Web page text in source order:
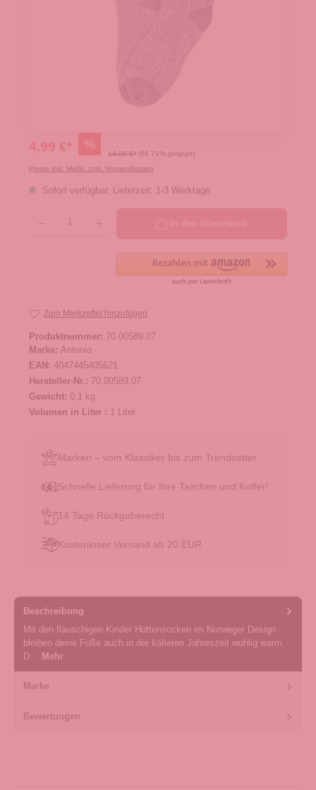
4,99 €* %
14,99 €* (66.71% gespart)
Preise inkl. MwSt. zzgl. Versandkosten
Sofort verfügbar, Lieferzeit: 1-3 Werktage
Zum Merkzettel hinzufügen
Produktnummer: 70.00589.07
Marke: Antonio
EAN: 4047445405621
Hersteller-Nr.: 70.00589.07
Gewicht: 0,1 kg
Volumen in Liter : 1 Liter
Marken – vom Klassiker bis zum Trendsetter
Schnelle Lieferung für Ihre Taschen und Koffer!
14 Tage Rückgaberecht
Kostenloser Versand ab 20 EUR
Beschreibung
Mit den flauschigen Kinder Hüttensocken im Norweger Design
bleiben deine Füße auch in der kälteren Jahreszeit wohlig warm.
D… Mehr
Marke
Bewertungen